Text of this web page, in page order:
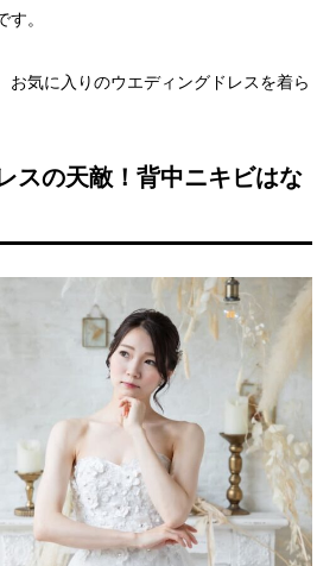
す。
お気に入りのウエディングドレスを着ら
スの天敵！背中ニキビはな